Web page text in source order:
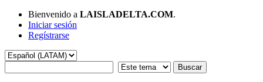
Bienvenido a LAISLADELTA.COM.
Iniciar sesión
Regístrarse